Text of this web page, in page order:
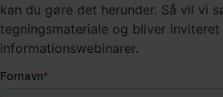
kan du gøre det herunder. Så vil vi
tegningsmateriale og bliver
informationswebinarer.